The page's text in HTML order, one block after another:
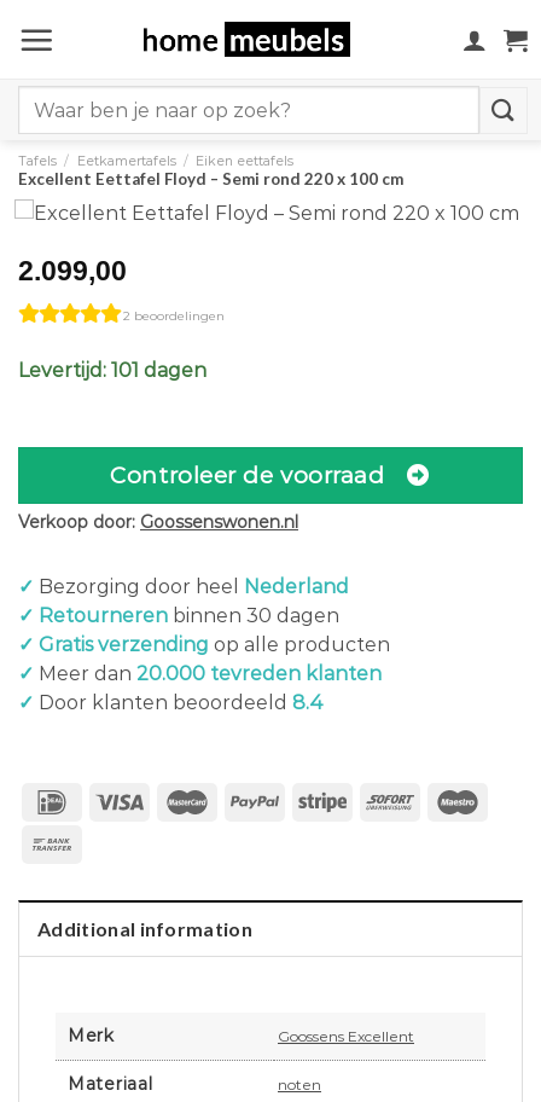
naar
for:
Tafels / Eetkamertafels / Eiken eettafels
Excellent Eettafel Floyd – Semi rond 220 x 100 cm
2.099,00
2 beoordelingen
Levertijd: 101 dagen
Controleer de voorraad
Verkoop door: Goossenswonen.nl
✓ Bezorging door heel
Nederland
✓ Retourneren binnen 30 dagen
✓ Gratis verzending op alle producten
✓ Meer dan 20.000 tevreden klanten
✓ Door klanten beoordeeld 8.4
Additional information
Merk Goossens Excellent
Materiaal noten